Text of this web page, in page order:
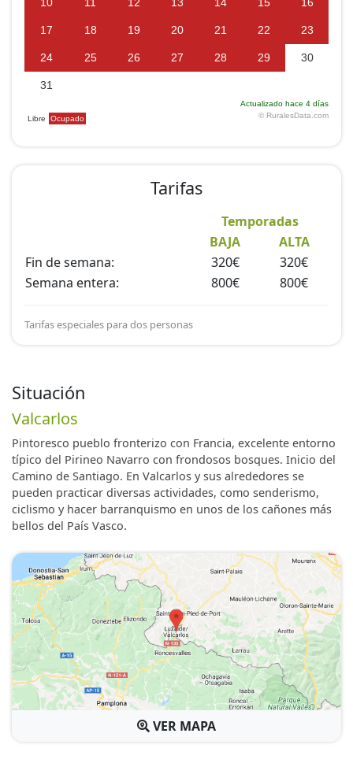
Situación
Valcarlos
Pintoresco pueblo fronterizo con Francia, excelente entorno
típico del Pirineo Navarro con frondosos bosques. Inicio del
Camino de Santiago. En Valcarlos y sus alrededores se
pueden practicar diversas actividades, como senderismo,
ciclismo y hacer barranquismo en unos de los cañones más
bellos del País Vasco.
VER MAPA
Tarifas
Temporadas
BAJA
ALTA
Fin de semana:
320€
320€
Semana entera:
800€ 800€
Tarifas especiales para dos personas